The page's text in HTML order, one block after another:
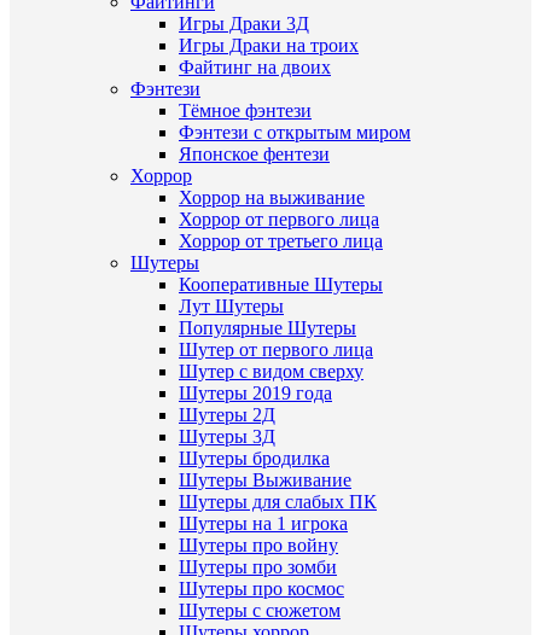
Игры Драки 3Д
Игры Драки на троих
Файтинг на двоих
Фэнтези
Тёмное фэнтези
Фэнтези с открытым миром
Японское фентези
Хоррор
Хоррор на выживание
Хоррор от первого лица
Хоррор от третьего лица
Шутеры
Кооперативные Шутеры
Лут Шутеры
Популярные Шутеры
Шутер от первого лица
Шутер с видом сверху
Шутеры 2019 года
Шутеры 2Д
Шутеры 3Д
Шутеры бродилка
Шутеры Выживание
Шутеры для слабых ПК
Шутеры на 1 игрока
Шутеры про войну
Шутеры про зомби
Шутеры про космос
Шутеры с сюжетом